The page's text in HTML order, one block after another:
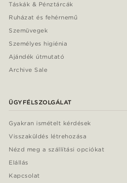
Táskák & Pénztárcák
Ruházat és fehérnemű
Szemüvegek
Személyes higiénia
Ajándék útmutató
Archive Sale
ÜGYFÉLSZOLGÁLAT
Gyakran ismételt kérdések
Visszaküldés létrehozása
Nézd meg a szállítási opciókat
Elállás
Kapcsolat